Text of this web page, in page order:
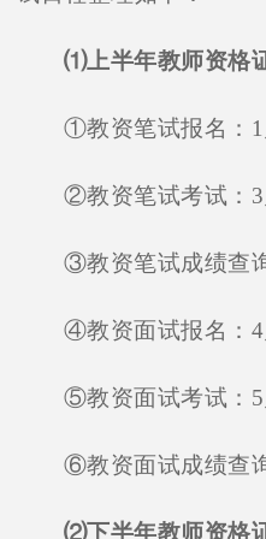
⑴上半年教师资格
①教资笔试报名：1
②教资笔试考试：3
③教资笔试成绩查
④教资面试报名：4
⑤教资面试考试：5
⑥教资面试成绩查
⑵下半年教师资格